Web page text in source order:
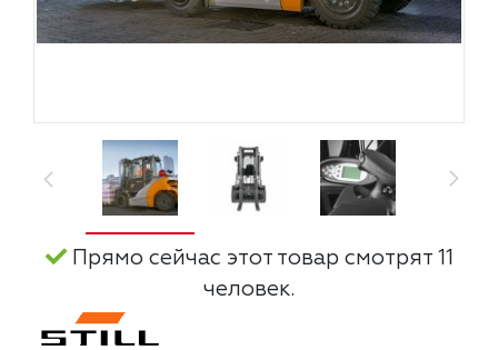
Прямо сейчас этот товар смотрят 11
человек.